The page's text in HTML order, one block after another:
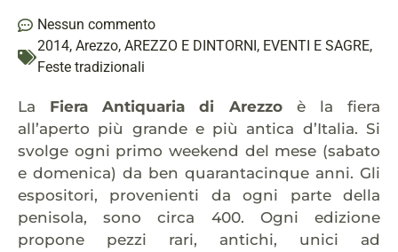
Nessun commento
2014, Arezzo, AREZZO E DINTORNI , EVENTI E SAGRE,
Feste tradizionali
La Fiera Antiquaria di Arezzoè la fiera
all’aperto più grande e più antica d’Italia. Si
svolge ogni primo weekend del mese (sabato
e domenica) da ben quarantacinque anni. Gli
espositori, provenienti da ogni parte della
penisola, sono circa 400. Ogni edizione
propone pezzi rari, antichi, unici ad